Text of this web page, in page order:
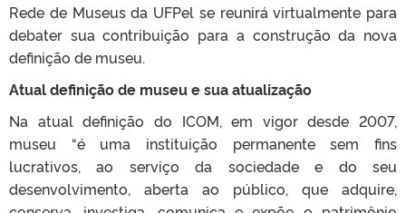
Rede de Museus da UFPel se reunirá virtualmente para
debater sua contribuição para a construção da nova
definição de museu.
Atual definição de museu e sua atualização
Na atual definição do ICOM, em vigor desde 2007,
museu “é uma instituição permanente sem fins
lucrativos, ao serviço da sociedade e do seu
desenvolvimento, aberta ao público, que adquire,